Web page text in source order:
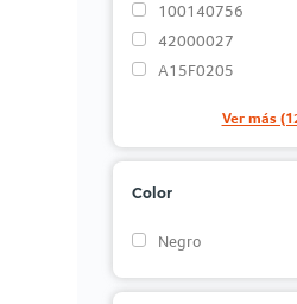
100140756
42000027
A15F0205
Ver más
Color
Negro